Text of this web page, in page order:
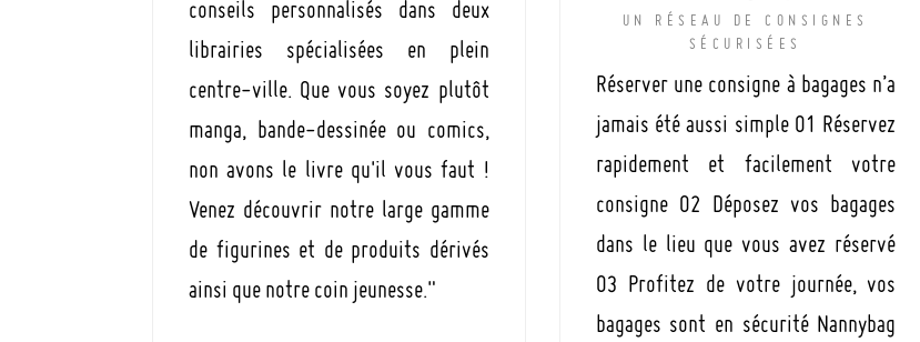
conseils personnalisés dans deux
librairies spécialisées en plein
centre-ville. Que vous soyez plutôt
manga, bande-dessinée ou comics,
non avons le livre qu'il vous faut !
Venez découvrir notre large gamme
de figurines et de produits dérivés
ainsi que notre coin jeunesse."
UN RÉSEAU DE CONSIGNES
SÉCURISÉES
Réserver une consigne à bagages n’a
jamais été aussi simple 01 Réservez
rapidement et facilement votre
consigne 02 Déposez vos bagages
dans le lieu que vous avez réservé
03 Profitez de votre journée, vos
bagages sont en sécurité Nannybag